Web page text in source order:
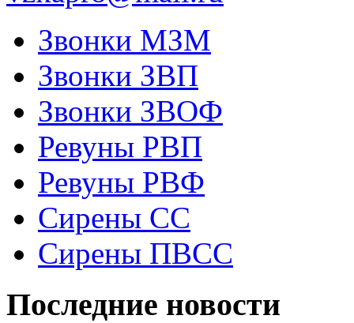
Звонки МЗМ
Звонки ЗВП
Звонки ЗВОФ
Ревуны РВП
Ревуны РВФ
Сирены СС
Сирены ПВСС
Последние новости